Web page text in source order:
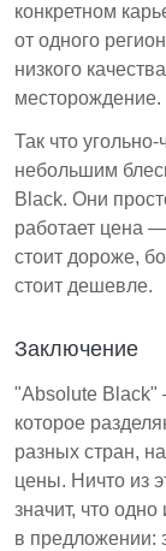
конкретном
от одного
низкого
месторождение.
Так что
небольшим
Black. Они
работает цена
стоит дороже,
стоит дешевле.
Заключение
"Absolute Black"
которое
разных стран,
цены. Ничто из
значит, что
в предложении: